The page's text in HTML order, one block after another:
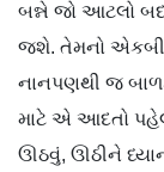
બન્ને જો આટલો
જશે. તેમનો
નાનપણથી જ
માટે એ આદતો
ઊઠવું, ઊઠીને ધ્યાન